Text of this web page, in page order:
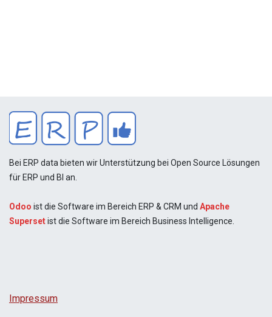
Bei ERP data bieten wir Unterstützung bei Open Source Lösungen
für ERP und BI an.
Odoo ist die Software im Bereich ERP & CRM und Apache
Supersetist die Software im Bereich Business Intelligence.
Impressum